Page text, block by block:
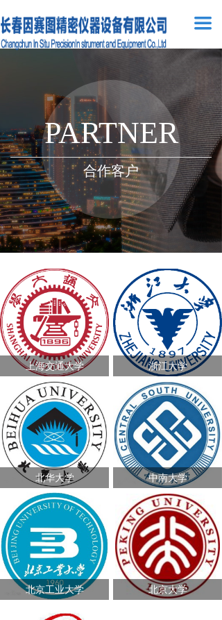
끀
PARTNER
合作客户
上海交通大学 浙江大学
北华大学 中南大学
北京工业大学 北京大学